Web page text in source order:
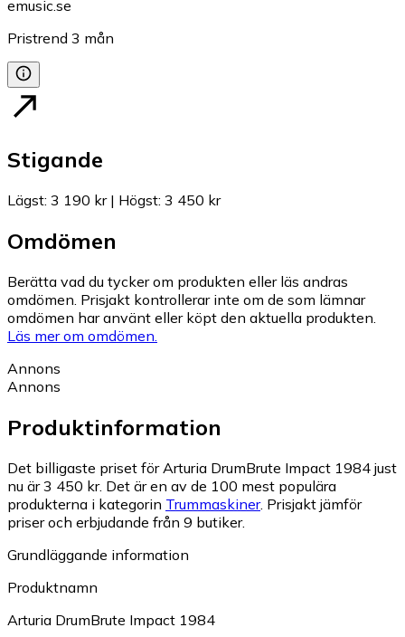
emusic.se
Pristrend 3 mån
Stigande
Lägst: 3 190 kr| Högst: 3 450 kr
Omdömen
Berätta vad du tycker om produkten eller läs andras
omdömen. Prisjakt kontrollerar inte om de som lämnar
omdömen har använt eller köpt den aktuella produkten.
Läs mer om omdömen.
Annons
Annons
Produktinformation
Det billigaste priset för Arturia DrumBrute Impact 1984 just
nu är 3 450 kr. Det är en av de 100 mest populära
produkterna i kategorin Trummaskiner. Prisjakt jämför
priser och erbjudande från 9 butiker.
Grundläggande information
Produktnamn
Arturia DrumBrute Impact 1984